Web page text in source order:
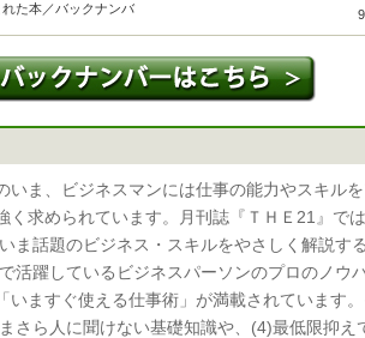
れた本／バックナンバ
ま、ビジネスマンには仕事の能力やスキルを
く求められています。月刊誌『ＴＨＥ21』で
ま話題のビジネス・スキルをやさしく解説す
活躍しているビジネスパーソンのプロのノウ
いますぐ使える仕事術」が満載されています
さら人に聞けない基礎知識や、(4)最低限抑え